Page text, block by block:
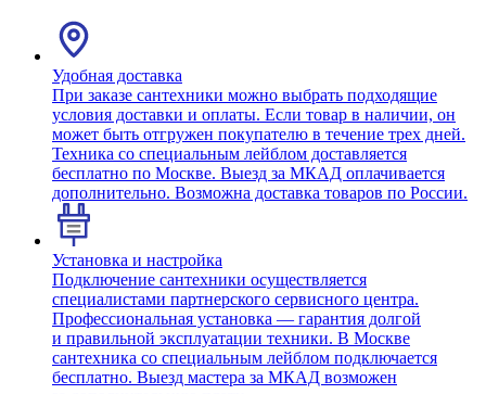
Удобная доставка
При заказе сантехники можно выбрать подходящие
условия доставки и оплаты. Если товар в наличии, он
может быть отгружен покупателю в течение трех дней.
Техника со специальным лейблом доставляется
бесплатно по Москве. Выезд за МКАД оплачивается
дополнительно. Возможна доставка товаров по России.
Установка и настройка
Подключение сантехники осуществляется
специалистами партнерского сервисного центра.
Профессиональная установка — гарантия долгой
и правильной эксплуатации техники. В Москве
сантехника со специальным лейблом подключается
бесплатно. Выезд мастера за МКАД возможен